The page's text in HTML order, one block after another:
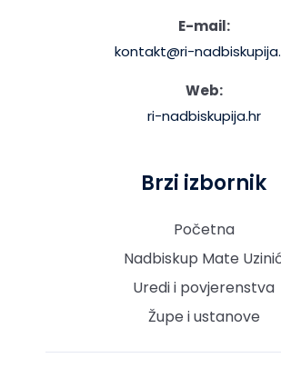
E-mail:
kontakt@ri-
Web:
ri-nadbiskupija.hr
Brzi izbornik
Početna
Nadbiskup Mate
Uredi i povjerenstva
Župe i ustanove